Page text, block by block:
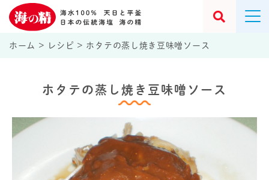
ホーム > レシピ > ホタテの蒸し焼き豆味噌ソース
ホタテの蒸し焼き豆味噌ソース